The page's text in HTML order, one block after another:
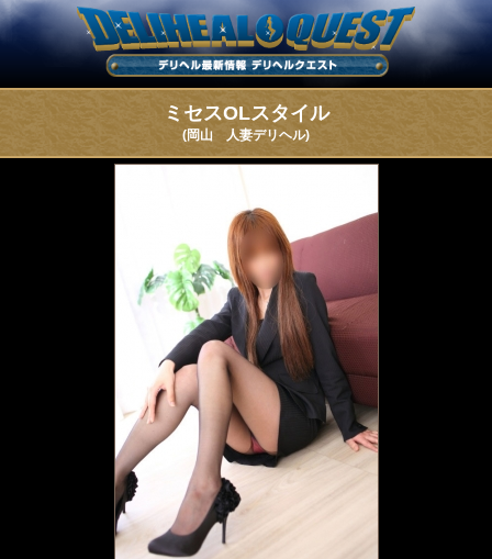
ミセスOLスタイル
(岡山 人妻デリヘル)